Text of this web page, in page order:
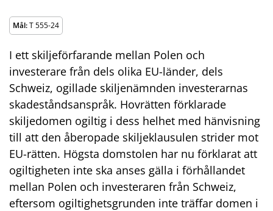
Mål:T 555-24
I ett skiljeförfarande mellan Polen och
investerare från dels olika EU-länder, dels
Schweiz, ogillade skiljenämnden investerarnas
skadeståndsanspråk. Hovrätten förklarade
skiljedomen ogiltig i dess helhet med hänvisning
till att den åberopade skiljeklausulen strider mot
EU-rätten. Högsta domstolen har nu förklarat att
ogiltigheten inte ska anses gälla i förhållandet
mellan Polen och investeraren från Schweiz,
eftersom ogiltighetsgrunden inte träffar domen i